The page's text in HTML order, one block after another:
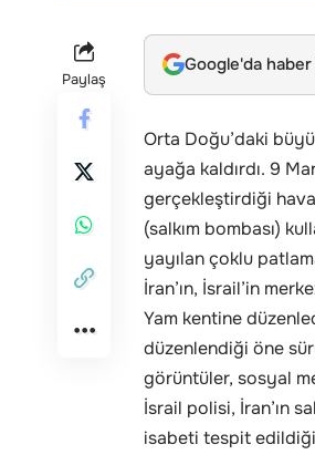
Paylaş
Google'da haber
Orta Doğu’daki
ayağa kaldırdı. 9
gerçekleştirdiği hava
(salkım bombası)
yayılan çoklu
İran’ın, İsrail’in
Yam kentine
düzenlendiği öne
görüntüler, sosyal
İsrail polisi, İran’ın
isabeti tespit